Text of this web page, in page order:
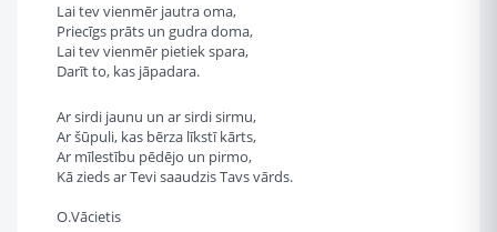
Lai tev vienmēr jautra oma,
Priecīgs prāts un gudra doma,
Lai tev vienmēr pietiek spara,
Darīt to, kas jāpadara.
Ar sirdi jaunu un ar sirdi sirmu,
Ar šūpuli, kas bērza līkstī kārts,
Ar mīlestību pēdējo un pirmo,
Kā zieds ar Tevi saaudzis Tavs vārds.
O.Vācietis